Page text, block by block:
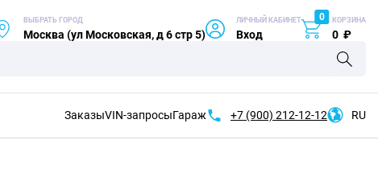
ВЫБРАТЬ ГОРОД
Москва (ул Московская, д 6 стр 5)
ЛИЧНЫЙ КАБИНЕТ
Вход
0 КОРЗИНА
0 ₽
ЗаказыVIN-запросыГараж +7 (900) 212-12-12 RU